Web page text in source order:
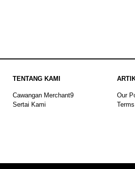
TENTANG KAMI
Cawangan Merchant9
Sertai Kami
Our